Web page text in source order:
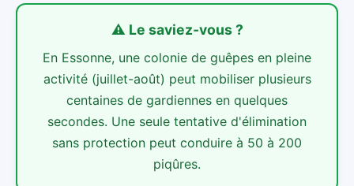
⚠️ Le saviez-vous ?
En Essonne, une colonie de guêpes en pleine
activité (juillet-août) peut mobiliser plusieurs
centaines de gardiennes en quelques
secondes. Une seule tentative d'élimination
sans protection peut conduire à 50 à 200
piqûres.